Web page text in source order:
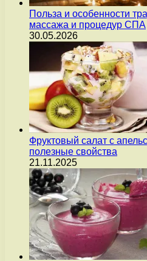
Польза и особенности
массажа и процедур СПА
30.05.2026
Фруктовый салат с
полезные свойства
21.11.2025